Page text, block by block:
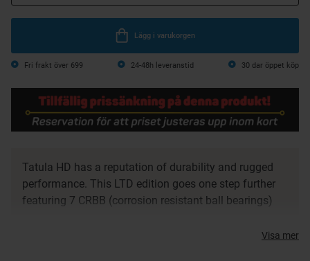
Lägg i varukorgen
Fri frakt över 699 24-48h leveranstid 30 dar öppet köp
Tatula HD has a reputation of durability and rugged
performance. This LTD edition goes one step further
featuring 7 CRBB (corrosion resistant ball bearings)
suited to thicker mainlines thanks to and increased
Visa mer